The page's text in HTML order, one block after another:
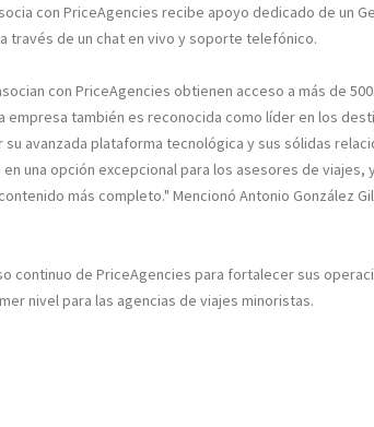
con PriceAgencies recibe apoyo dedicado de un
través de un chat en vivo y soporte telefónico.
con PriceAgencies obtienen acceso a más de
empresa también es reconocida como líder en los
avanzada plataforma tecnológica y sus sólidas
una opción excepcional para los asesores de viajes,
más completo." Mencionó Antonio González
de PriceAgencies para fortalecer sus
nivel para las agencias de viajes minoristas.